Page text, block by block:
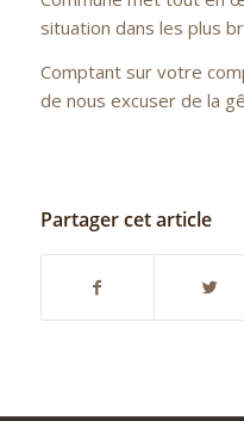
situation dans les plus
Comptant sur votre
de nous excuser de la
Partager cet article